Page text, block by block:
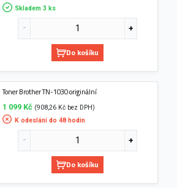
Skladem 3 ks
Do košíku
Toner Brother TN-1030 originální
1 099 Kč (908,26 Kč bez DPH)
K odeslání do 48 hodin
Do košíku